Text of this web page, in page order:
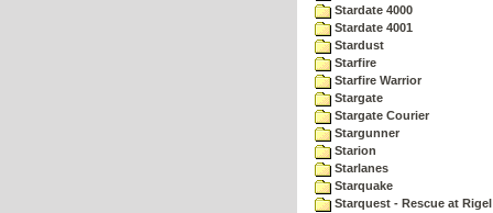
Stardate 4000
Stardate 4001
Stardust
Starfire
Starfire Warrior
Stargate
Stargate Courier
Stargunner
Starion
Starlanes
Starquake
Starquest - Rescue at Rigel